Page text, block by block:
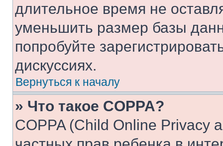
длительное время не
уменьшить размер базы
попробуйте
дискуссиях.
Вернуться к началу
» Что такое COPPA?
COPPA (Child Online Privacy